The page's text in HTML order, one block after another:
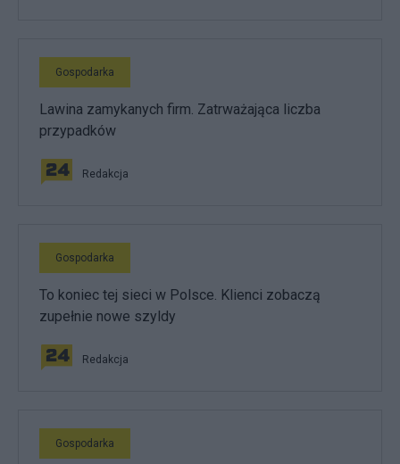
Gospodarka
Lawina zamykanych firm. Zatrważająca liczba
przypadków
Redakcja
Gospodarka
To koniec tej sieci w Polsce. Klienci zobaczą
zupełnie nowe szyldy
Redakcja
Gospodarka